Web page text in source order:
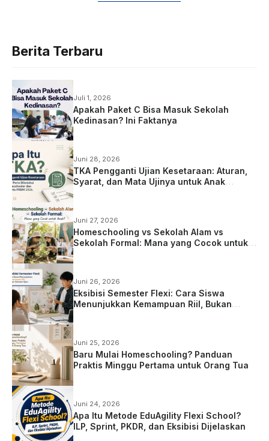
Berita Terbaru
Juli 1, 2026
Apakah Paket C Bisa Masuk Sekolah
Kedinasan? Ini Faktanya
Juni 28, 2026
TKA Pengganti Ujian Kesetaraan: Aturan,
Syarat, dan Mata Ujinya untuk Anak
Juni 27, 2026
Homeschooling vs Sekolah Alam vs
Sekolah Formal: Mana yang Cocok untuk
Juni 26, 2026
Eksibisi Semester Flexi: Cara Siswa
Menunjukkan Kemampuan Riil, Bukan
Juni 25, 2026
Baru Mulai Homeschooling? Panduan
Praktis Minggu Pertama untuk Orang Tua
Juni 24, 2026
Apa Itu Metode EduAgility Flexi School?
ILP, Sprint, PKDR, dan Eksibisi Dijelaskan